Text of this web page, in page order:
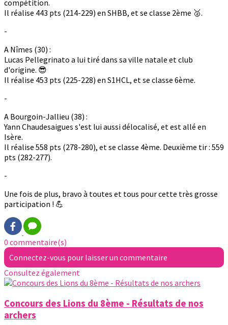
compétition.
Il réalise 443 pts (214-229) en SHBB, et se classe 2ème 🥈.
-
A Nîmes (30) :
Lucas Pellegrinato a lui tiré dans sa ville natale et club
d'origine. 😎
Il réalise 453 pts (225-228) en S1HCL, et se classe 6ème.
-
A Bourgoin-Jallieu (38) :
Yann Chaudesaigues s'est lui aussi délocalisé, et est allé en
Isère.
Il réalise 558 pts (278-280), et se classe 4ème. Deuxième tir : 559
pts (282-277).
-
Une fois de plus, bravo à toutes et tous pour cette très grosse
participation ! 💪
0 commentaire(s)
Connectez-vous pour laisser un commentaire
Consultez également
Concours des Lions du 8ème - Résultats de nos
archers